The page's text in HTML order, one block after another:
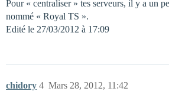
Pour « centraliser » tes serveurs, il y a un
nommé « Royal TS ».
Edité le 27/03/2012 à 17:09
chidory Mars 28, 2012, 11:42
4